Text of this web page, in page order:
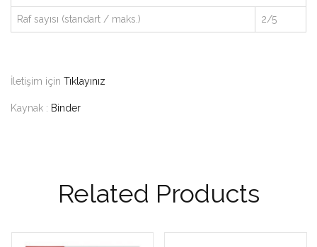
Raf sayısı (standart / maks.) 2/5
İletişim için Tıklayınız
Kaynak : Binder
Related Products